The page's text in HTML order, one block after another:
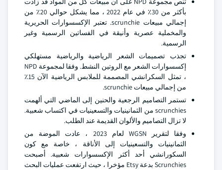
بأكثر من 30٪ في عام 2022 ، مما يشكل حوالي 20٪ من
إجمالي مبيعات scrunchie. تعتبر الإكسسوارات الحريرية
والمخملية عصرية وأنيقة في الفساتين الرسمية وغير
الرسمية.
تجذب تصميمات الشعر الرياضية والرياضية مستهلكي
إكسسوارات الشعر مع الروتين النشط. وفقا لمجموعة NPD
، تمثل السكرانشي المصممة للملابس الرياضية الآن 15٪
من إجمالي مبيعات scrunchie.
تستمر التصاميم الرجعية والحنين إلى الماضي التي ألهمت
scrunchies من الثمانينيات والتسعينيات في اكتساب شعبية.
لا تزال التصاميم والألوان القديمة عند الطلب.
وفقا لتقرير WGSN لعام 2023 ، عادت الموضة من
الثمانينيات والتسعينيات إلى الأناقة ، خاصة مع كون
السكورانشي أحد أكثر الإكسسوارات شعبية. أصبحت
Scrunchies بدعة Etsy مؤخرا ، حيث ارتفعت عمليات البحث